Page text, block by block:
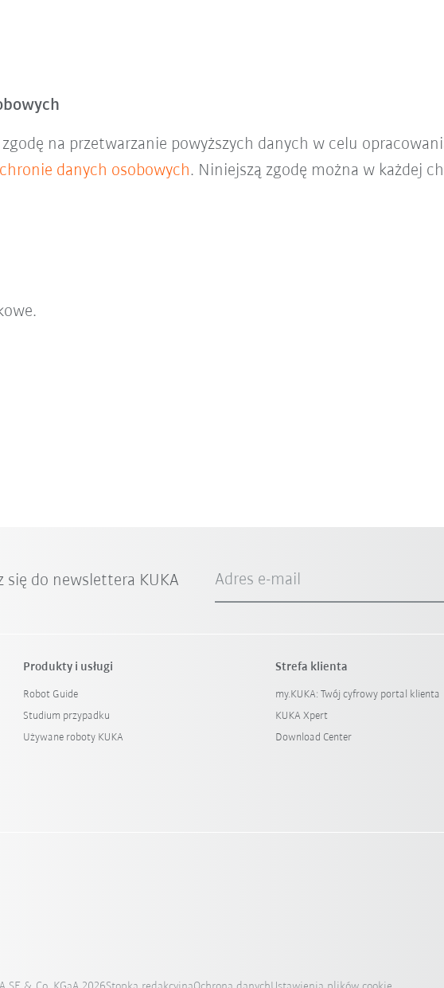
na przetwarzanie powyższych danych w celu
danych osobowych. Niniejszą zgodę można w każdej
się do newslettera KUKA Adres e-mail
Produkty i usługi
Robot Guide
Studium przypadku
Używane roboty KUKA
Strefa klienta
my.KUKA: Twój cyfrowy portal klienta
KUKA Xpert
Download Center